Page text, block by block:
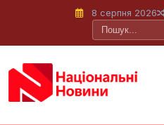
8 серпня 2026